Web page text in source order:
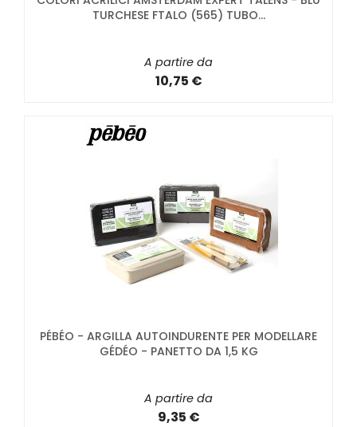
TURCHESE FTALO (565) TUBO...
A partire da
10,75 €
PÉBÉO - ARGILLA AUTOINDURENTE PER MODELLARE
GÉDÉO - PANETTO DA 1,5 KG
A partire da
9,35 €